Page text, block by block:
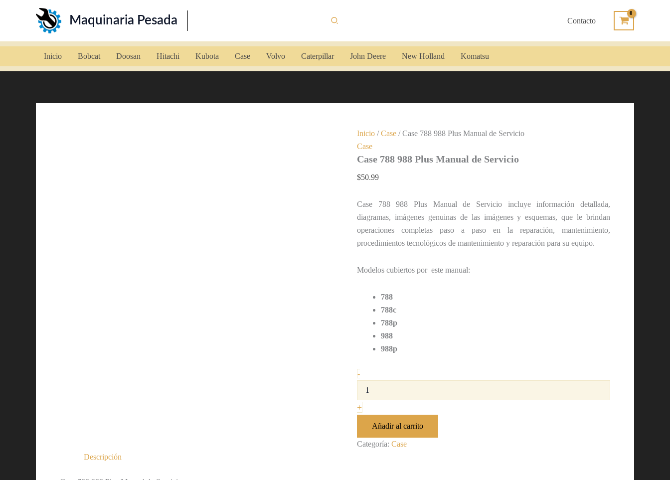
Maquinaria Pesada Buscar Contacto
Inicio Bobcat Doosan Hitachi Kubota Case Volvo Caterpillar John Deere New Holland Komatsu
Inicio /Case / Case 788 988 Plus Manual de Servicio
Case
Case 788 988 Plus Manual de Servicio
$50.99
Case 788 988 Plus Manual de Servicio incluye información detallada,
diagramas, imágenes genuinas de las imágenes y esquemas, que le brindan
operaciones completas paso a paso en la reparación, mantenimiento,
procedimientos tecnológicos de mantenimiento y reparación para su equipo.
Modelos cubiertos por este manual:
788
788c
788p
988
988p
-
de
+
Añadir al carrito
Categoría:Case
Descripción